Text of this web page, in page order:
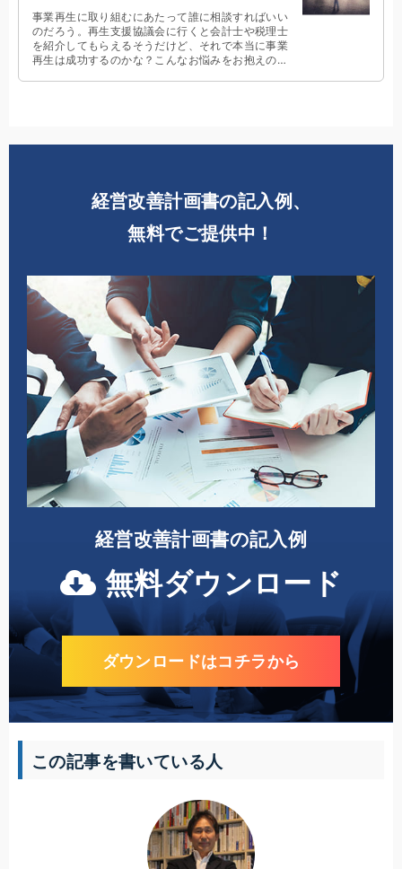
事業再生に取り組むにあたって誰に相談すればいい
のだろう。再生支援協議会に行くと会計士や税理士
を紹介してもらえるそうだけど、それで本当に事業
再生は成功するのかな？こんなお悩みをお抱えの経
経営改善計画書の記入例、
無料でご提供中！
経営改善計画書の記入例
無料ダウンロード
ダウンロードはコチラから
この記事を書いている人